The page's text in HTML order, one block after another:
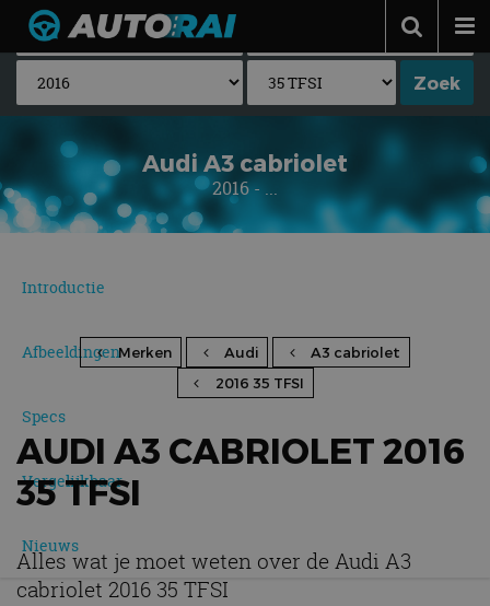
Autonieuws
Podcast
Autotests
Automerken
Adverteren
Contact
Audi A3 cabriolet
2016 - ...
Introductie
Afbeeldingen
Specs
Vergelijkbaar
Nieuws
Merken Audi
A3 cabriolet
2016 35 TFSI
AUDI A3 CABRIOLET 2016
35 TFSI
Alles wat je moet weten over de Audi A3
cabriolet 2016 35 TFSI